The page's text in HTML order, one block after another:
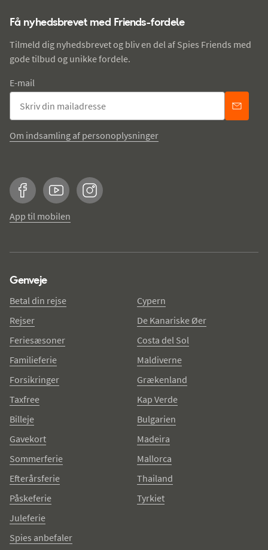
Få nyhedsbrevet med Friends-fordele
Tilmeld dig nyhedsbrevet og bliv en del af Spies Friends med
gode tilbud og unikke fordele.
E-mail
Om indsamling af personoplysninger
FacebookYouTubeInstagram
App til mobilen
Genveje
Betal din rejse
Rejser
Feriesæsoner
Familieferie
Forsikringer
Taxfree
Billeje
Gavekort
Sommerferie
Efterårsferie
Påskeferie
Juleferie
Spies anbefaler
Cypern
De Kanariske Øer
Costa del Sol
Maldiverne
Grækenland
Kap Verde
Bulgarien
Madeira
Mallorca
Thailand
Tyrkiet